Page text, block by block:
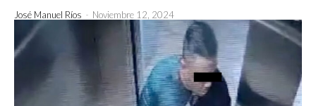
José Manuel Ríos - Noviembre 12, 2024